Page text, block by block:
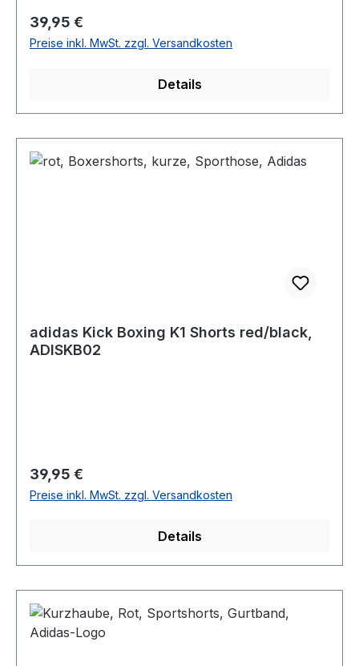
Regulärer Preis:
39,95 €
Preise inkl. MwSt. zzgl. Versandkosten
Details
adidas Kick Boxing K1 Shorts red/black,
ADISKB02
Regulärer Preis:
39,95 €
Preise inkl. MwSt. zzgl. Versandkosten
Details